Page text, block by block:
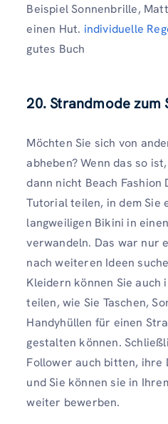
Beispiel Sonnenbrille,
einen Hut. individuelle
gutes Buch
20. Strandmode zum
Möchten Sie sich von
abheben? Wenn das so
dann nicht Beach Fashion
Tutorial teilen, in dem Sie
langweiligen Bikini in
verwandeln. Das war nur
nach weiteren Ideen
Kleidern können Sie auch
teilen, wie Sie Taschen,
Handyhüllen für einen
gestalten können.
Follower auch bitten, ihre
und Sie können sie in
weiter bewerben.